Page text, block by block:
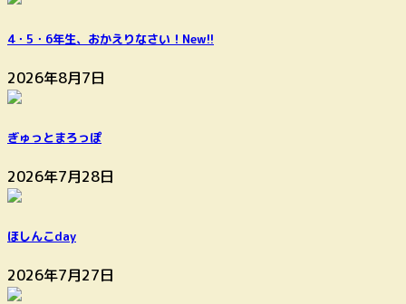
4・5・6年生、おかえりなさい！ New!!
2026年8月7日
ぎゅっとまろっぽ
2026年7月28日
ほしんこday
2026年7月27日